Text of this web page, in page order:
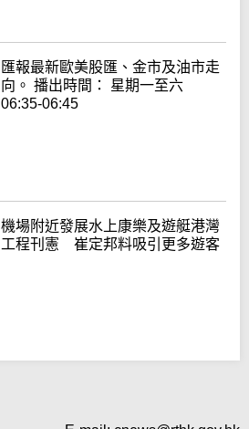
匯報最新歐美股匯、金市及油市走
向。 播出時間： 星期一至六
06:35-06:45
機場附近發展水上康樂及遊艇港灣
工程刊憲 崔定邦料吸引更多遊客